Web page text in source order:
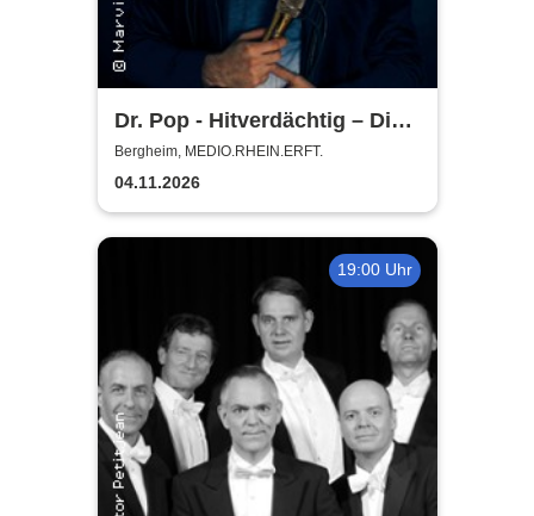
Dr. Pop - Hitverdächtig – Die
Musik-Comedy-Stand-up-
Show! - (ständig aktualisiert)
Bergheim, MEDIO.RHEIN.ERFT.
04.11.2026
19:00 Uhr